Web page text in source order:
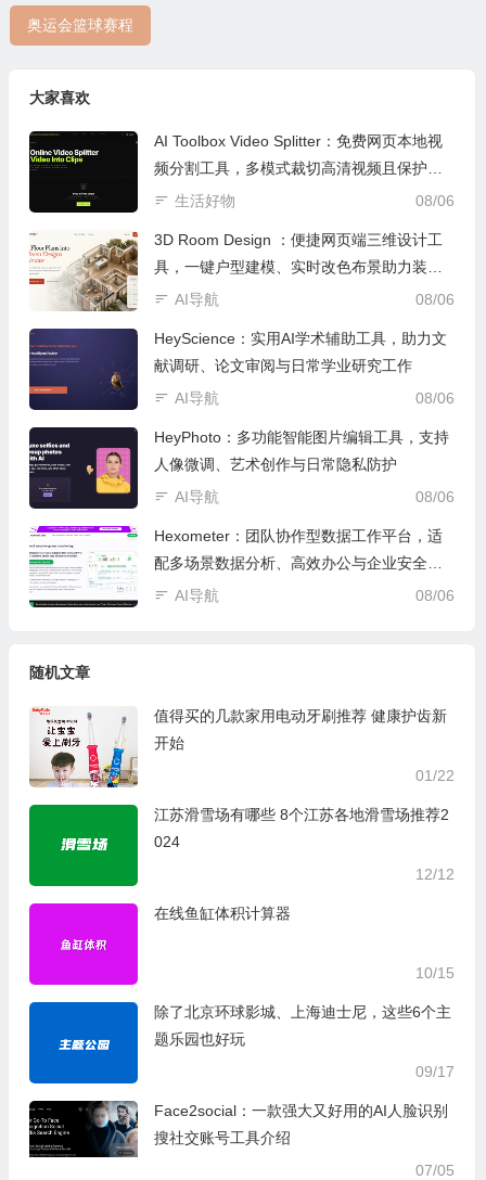
奥运会篮球赛程
大家喜欢
AI Toolbox Video Splitter：免费网页本地视
频分割工具，多模式裁切高清视频且保护隐
私
08/06
生活好物
3D Room Design ：便捷网页端三维设计工
具，一键户型建模、实时改色布景助力装修
设计
08/06
AI导航
HeyScience：实用AI学术辅助工具，助力文
献调研、论文审阅与日常学业研究工作
08/06
AI导航
HeyPhoto：多功能智能图片编辑工具，支持
人像微调、艺术创作与日常隐私防护
08/06
AI导航
Hexometer：团队协作型数据工作平台，适
配多场景数据分析、高效办公与企业安全管
控
08/06
AI导航
随机文章
值得买的几款家用电动牙刷推荐 健康护齿新
开始
01/22
江苏滑雪场有哪些 8个江苏各地滑雪场推荐2
024
12/12
在线鱼缸体积计算器
10/15
除了北京环球影城、上海迪士尼，这些6个主
题乐园也好玩
09/17
Face2social：一款强大又好用的AI人脸识别
搜社交账号工具介绍
07/05